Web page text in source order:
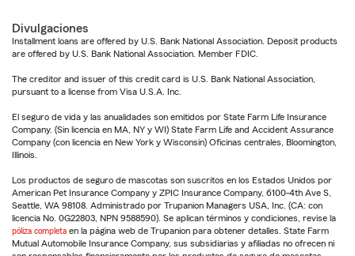
Divulgaciones
Installment loans are offered by U.S. Bank National Association. Deposit products
are offered by U.S. Bank National Association. Member FDIC.
The creditor and issuer of this credit card is U.S. Bank National Association,
pursuant to a license from Visa U.S.A. Inc.
El seguro de vida y las anualidades son emitidos por State Farm Life Insurance
Company. (Sin licencia en MA, NY y WI) State Farm Life and Accident Assurance
Company (con licencia en New York y Wisconsin) Oficinas centrales, Bloomington,
Illinois.
Los productos de seguro de mascotas son suscritos en los Estados Unidos por
American Pet Insurance Company y ZPIC Insurance Company, 6100-4th Ave S,
Seattle, WA 98108. Administrado por Trupanion Managers USA, Inc. (CA: con
licencia No. 0G22803, NPN 9588590). Se aplican términos y condiciones, revise la
póliza completa en la página web de Trupanion para obtener detalles. State Farm
Mutual Automobile Insurance Company, sus subsidiarias y afiliadas no ofrecen ni